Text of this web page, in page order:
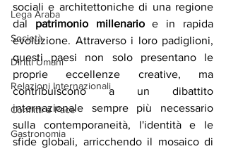
Lega Araba
Società
Diritti Umani
Relazioni Internazionali
Conflitti e Pace
Gastronomia
sociali e architettoniche di una regione
dal patrimonio millenario e in rapida
evoluzione. Attraverso i loro padiglioni,
questi paesi non solo presentano le
proprie eccellenze creative, ma
contribuiscono a un dibattito
internazionale sempre più necessario
sulla contemporaneità, l'identità e le
sfide globali, arricchendo il mosaico di